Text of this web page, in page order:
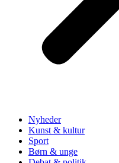
Nyheder
Kunst & kultur
Sport
Børn & unge